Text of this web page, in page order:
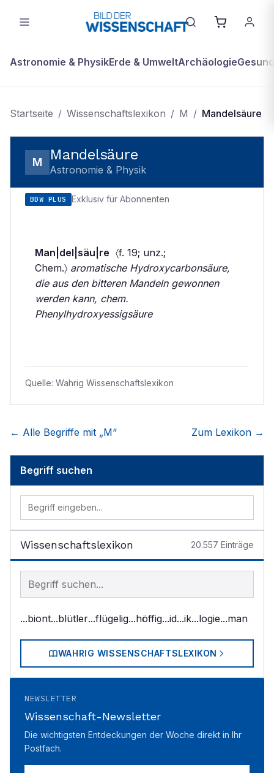
Astronomie & PhysikErde & UmweltArchäologie
Startseite / Wissenschaftslexikon / M / Mandelsäure
M Mandelsäure
Astronomie & Physik
BDW PLUS Exklusiv für Abonnenten
Man|del|säu|re 〈f. 19; unz.;
Chem.〉 aromatische Hydroxycarbonsäure,
die aus den bitteren Mandeln gewonnen
werden kann, chem.
Phenylhydroxyessigsäure
Quelle: Wahrig Wissenschaftslexikon
← Alle Begriffe mit „M“ Zum Lexikon →
Begriff suchen
Wissenschaftslexikon 20.557 Einträge
Begriff im Lexikon suchen
...biont...blütler...flügelig...höffig...id...ik...logie...man
WAHRIG WISSENSCHAFTSLEXIKON
NEWSLETTER
Wissenschaft-Newsletter
Die wichtigsten Entdeckungen der Woche direkt in Ihr
Postfach.